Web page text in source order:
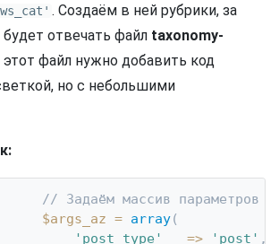
. Создаём в ней рубрики, за
отвечать файл taxonomy-
этот файл нужно добавить код
но с небольшими
// Задаём массив параметров
$args_az = array(
'post_type'
=> 'post' ,